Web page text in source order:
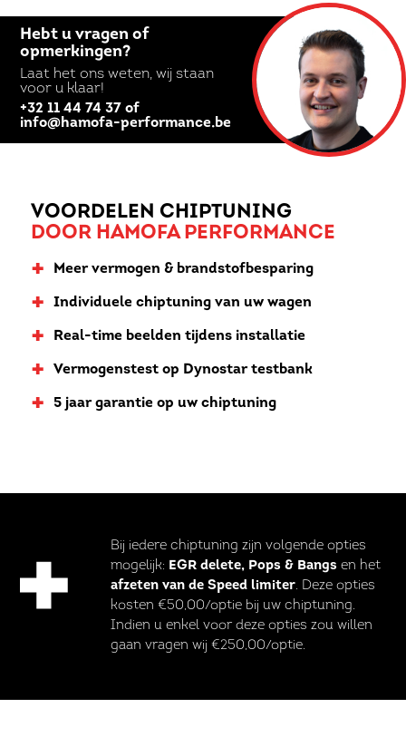
Hebt u vragen of
opmerkingen?
Laat het ons weten, wij staan
voor u klaar!
+32 11 44 74 37 of
info@hamofa-performance.be
VOORDELEN CHIPTUNING
DOOR HAMOFA PERFORMANCE
+ Meer vermogen & brandstofbesparing
+ Individuele chiptuning van uw wagen
+ Real-time beelden tijdens installatie
+ Vermogenstest op Dynostar testbank
+ 5 jaar garantie op uw chiptuning
Bij iedere chiptuning zijn volgende opties
mogelijk: EGR delete, Pops & Bangs en het
afzeten van de Speed limiter. Deze opties
kosten €50,00/optie bij uw chiptuning.
Indien u enkel voor deze opties zou willen
gaan vragen wij €250,00/optie.